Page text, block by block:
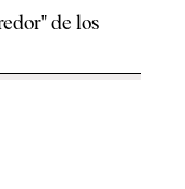
de los